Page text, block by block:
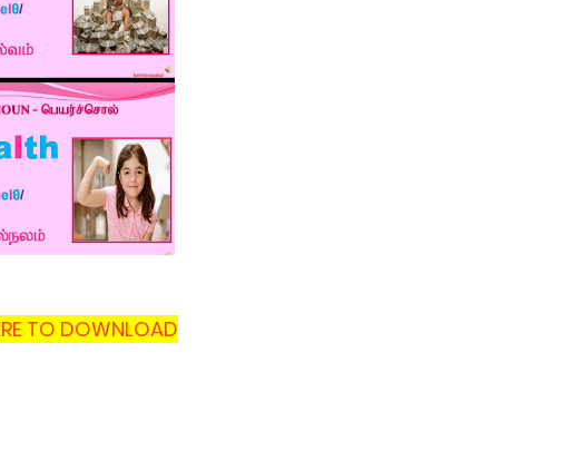
TO DOWNLOAD